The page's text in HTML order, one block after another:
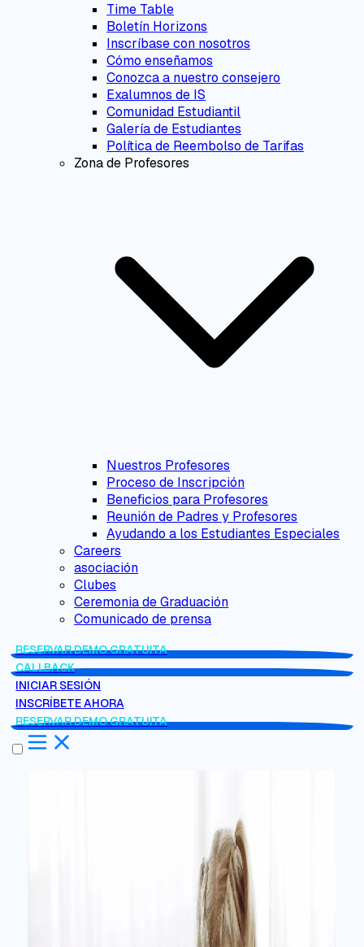
Time Table
Boletín Horizons
Inscríbase con nosotros
Cómo enseñamos
Conozca a nuestro consejero
Exalumnos de IS
Comunidad Estudiantil
Galería de Estudiantes
Política de Reembolso de Tarifas
Zona de Profesores
Nuestros Profesores
Proceso de Inscripción
Beneficios para Profesores
Reunión de Padres y Profesores
Ayudando a los Estudiantes Especiales
Careers
asociación
Clubes
Ceremonia de Graduación
Comunicado de prensa
RESERVAR DEMO GRATUITA
CALLBACK
INICIAR SESIÓN
INSCRÍBETE AHORA
RESERVAR DEMO GRATUITA